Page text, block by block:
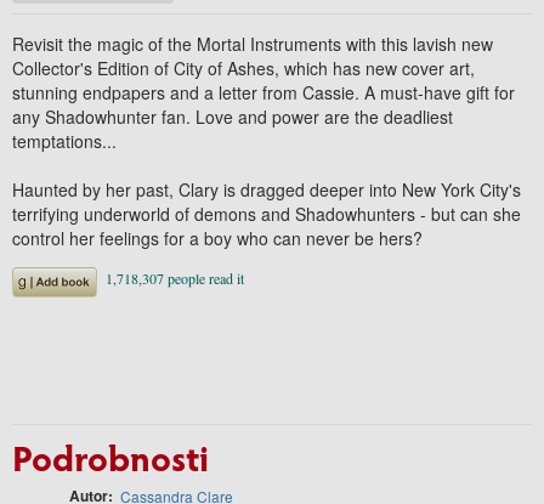
Revisit the magic of the Mortal Instruments with this lavish new
Collector's Edition of City of Ashes, which has new cover art,
stunning endpapers and a letter from Cassie. A must-have gift for
any Shadowhunter fan. Love and power are the deadliest
temptations...
Haunted by her past, Clary is dragged deeper into New York City's
terrifying underworld of demons and Shadowhunters - but can she
control her feelings for a boy who can never be hers?
Podrobnosti
Autor Cassandra Clare